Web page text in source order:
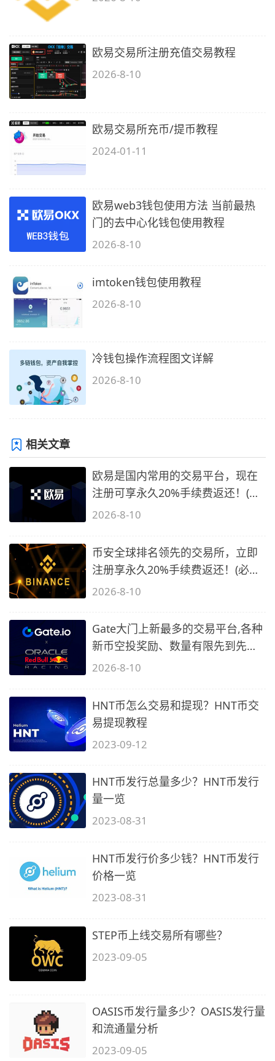
欧易交易所注册充值交易教程
2026-8-10
欧易交易所充币/提币教程
2024-01-11
欧易web3钱包使用方法 当前最热
门的去中心化钱包使用教程
2026-8-10
imtoken钱包使用教程
2026-8-10
冷钱包操作流程图文详解
2026-8-10
相关文章
欧易是国内常用的交易平台，现在
注册可享永久20%手续费返还！(必
备1)
2026-8-10
币安全球排名领先的交易所，立即
注册享永久20%手续费返还！(必备
2)
2026-8-10
Gate大门上新最多的交易平台,各种
新币空投奖励、数量有限先到先
得…
2026-8-10
HNT币怎么交易和提现？HNT币交
易提现教程
2023-09-12
HNT币发行总量多少？HNT币发行
量一览
2023-08-31
HNT币发行价多少钱？HNT币发行
价格一览
2023-08-31
STEP币上线交易所有哪些？
2023-09-05
OASIS币发行量多少？OASIS发行量
和流通量分析
2023-09-05